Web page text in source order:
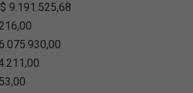
9.191.525,68